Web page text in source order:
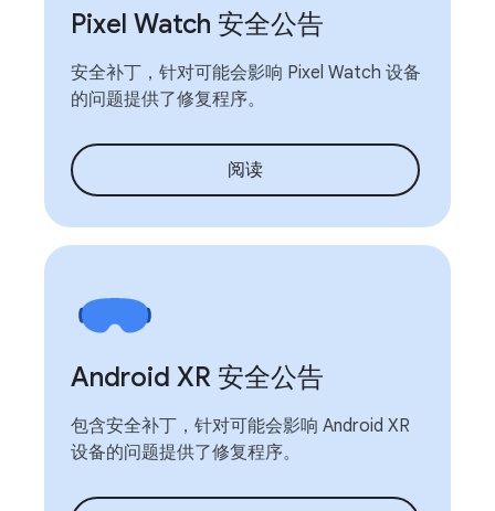
Pixel Watch 安全公告
安全补丁，针对可能会影响 Pixel Watch 设备
的问题提供了修复程序。
阅读
Android XR 安全公告
包含安全补丁，针对可能会影响 Android XR
设备的问题提供了修复程序。